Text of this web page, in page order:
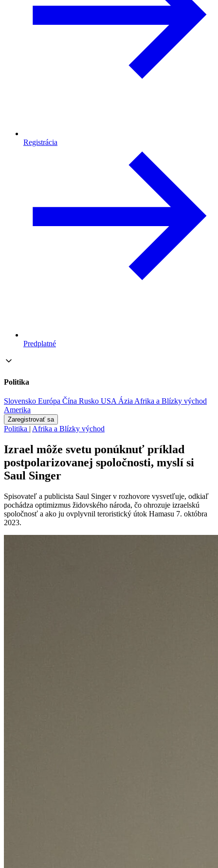
Registrácia
Predplatné
Politika
Slovensko Európa Čína Rusko USA ÁziaAfrika a Blízky východ
Amerika
Zaregistrovať sa
Politika | Afrika a Blízky východ
Izrael môže svetu ponúknuť príklad
postpolarizovanej spoločnosti, myslí si
Saul Singer
Spisovateľ a publicista Saul Singer v rozhovore vysvetľuje, odkiaľ
pochádza optimizmus židovského národa, čo ohrozuje izraelskú
spoločnosť a ako ju ovplyvnil teroristický útok Hamasu 7. októbra
2023.